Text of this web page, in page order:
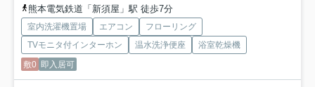
熊本電気鉄道「新須屋」駅 徒歩7分
室内洗濯機置場 エアコン
フローリング
TVモニタ付インターホン
温水洗浄便座
浴室乾燥機
敷0 即入居可